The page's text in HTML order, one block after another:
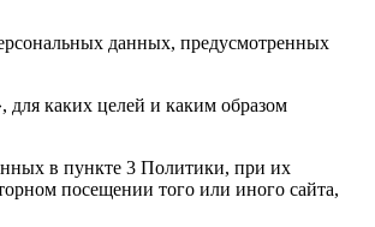
данных, предусмотренных
каких целей и каким образом
в пункте 3 Политики, при их
посещении того или иного сайта,